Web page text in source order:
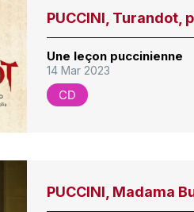
PUCCINI, Turandot,
Une leçon puccinienne
14 Mar 2023
CD
PUCCINI, Madama